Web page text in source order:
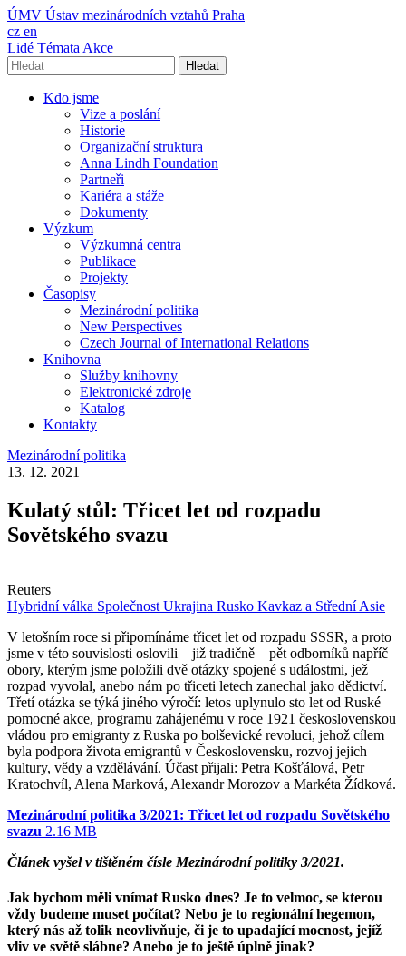
ÚMV Ústav mezinárodních vztahů Praha
cz en
Lidé Témata Akce
Hledat
Kdo jsme
Vize a poslání
Historie
Organizační struktura
Anna Lindh Foundation
Partneři
Kariéra a stáže
Dokumenty
Výzkum
Výzkumná centra
Publikace
Projekty
Časopisy
Mezinárodní politika
New Perspectives
Czech Journal of International Relations
Knihovna
Služby knihovny
Elektronické zdroje
Katalog
Kontakty
Mezinárodní politika
13. 12. 2021
Kulatý stůl: Třicet let od rozpadu
Sovětského svazu
Reuters
Hybridní válka Společnost Ukrajina Rusko Kavkaz a Střední Asie
V letošním roce si připomínáme třicet let od rozpadu SSSR, a proto
jsme v této souvislosti oslovili – již tradičně – pět odborníků napříč
obory, kterým jsme položili dvě otázky spojené s událostmi, jež
rozpad vyvolal, anebo nám po třiceti letech zanechal jako dědictví.
Třetí otázka se týká jiného výročí: letos uplynulo sto let od Ruské
pomocné akce, programu zahájenému v roce 1921 československou
vládou pro emigranty z Ruska po bolševické revoluci, jehož cílem
byla podpora života emigrantů v Československu, rozvoj jejich
kultury, vědy a vzdělávání. Účast přijali: Petra Košťálová, Petr
Kratochvíl, Alena Marková, Alexandr Morozov a Markéta Žídková.
Mezinárodní politika 3/2021: Třicet let od rozpadu Sovětského
svazu 2.16 MB
Článek vyšel v tištěném čísle Mezinárodní politiky 3/2021.
Jak bychom měli vnímat Rusko dnes? Je to velmoc, se kterou
vždy budeme muset počítat? Nebo je to regionální hegemon,
který nás až tolik neovlivňuje, či je to upadající mocnost, jejíž
vliv ve světě slábne? Anebo je to ještě úplně jinak?